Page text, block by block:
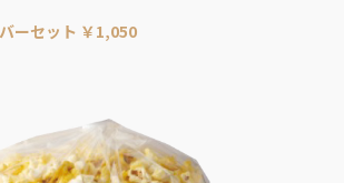
ーセット ￥1,050